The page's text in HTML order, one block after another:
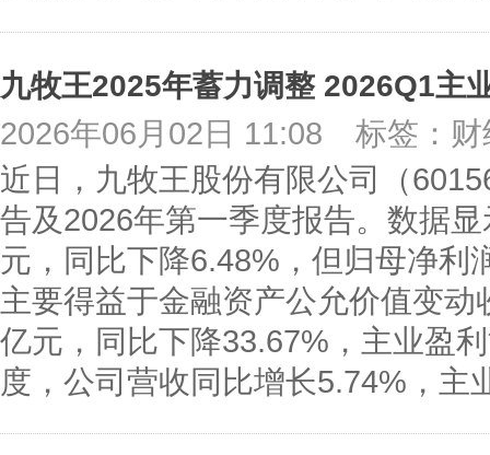
九牧王2025年蓄力调整 2026Q1主
2026年06月02日 11:08
标签：财
近日，九牧王股份有限公司（
告及2026年第一季度报告。数据
元，同比下降6.48%，但归母净利
主要得益于金融资产公允价值变
亿元，同比下降33.67%，主业盈
度，公司营收同比增长5.74%，